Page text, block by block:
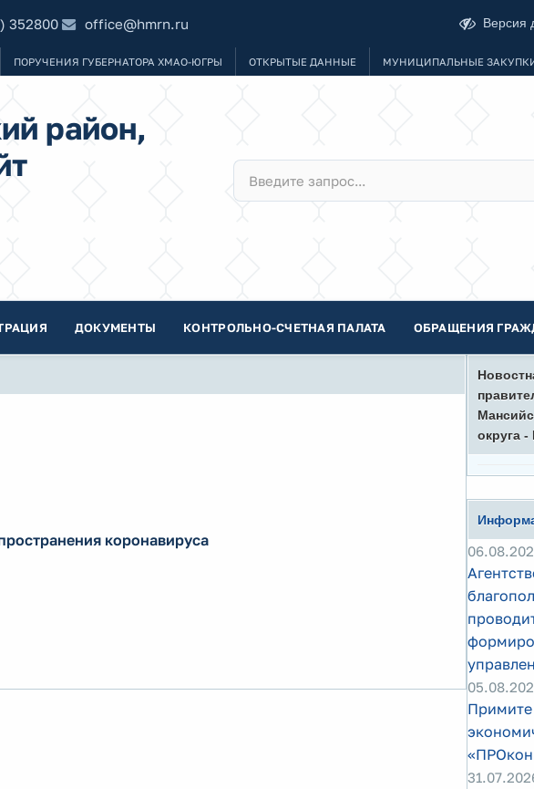
352800 office@hmrn.ru Версия
ПОРУЧЕНИЯ ГУБЕРНАТОРА ХМАО-ЮГРЫ ОТКРЫТЫЕ ДАННЫЕ МУНИЦИПАЛЬНЫЕ
район,
ДОКУМЕНТЫ КОНТРОЛЬНО-СЧЕТНАЯ ПАЛАТА ОБРАЩЕНИЯ
коронавируса
округа
Примите